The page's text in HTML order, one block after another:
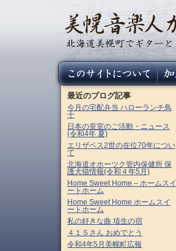
最近のブログ記事
今月の宅配弁当 ハローランチ鳥
十
日本の皇室のご活動・ニュース
(令和4年 夏)
エリザベス2世の在位70年につい
て
北海道オホーツク管内保健所 保
護犬猫情報(令和４年5月)
Home Sweet Home – ホームスイ
ートホーム
Home Sweet Home ホームスイ
ートホーム
私の好きな曲 埴生の宿
４１５さん おめでとう
令和4年5月美幌町広報